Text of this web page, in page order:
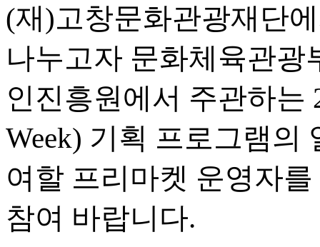
(재)고창문화관광재단
나누고자 문화체육관광
인진흥원에서 주관하는
Week) 기획 프로그램의
여할 프리마켓 운영자
참여 바랍니다.